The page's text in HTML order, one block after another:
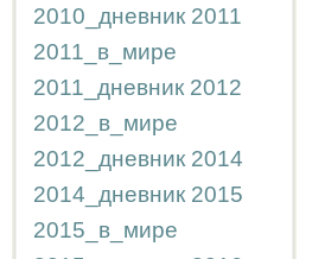
2010_дневник 2011
2011_в_мире
2011_дневник 2012
2012_в_мире
2012_дневник 2014
2014_дневник 2015
2015_в_мире